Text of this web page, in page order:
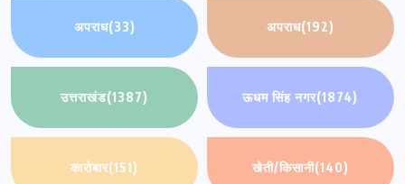
अपराध(33) अपराध(192)
उत्तराखंड(1387) ऊधम सिंह नगर(1874)
कारोबार(151) खेती/किसानी(140)